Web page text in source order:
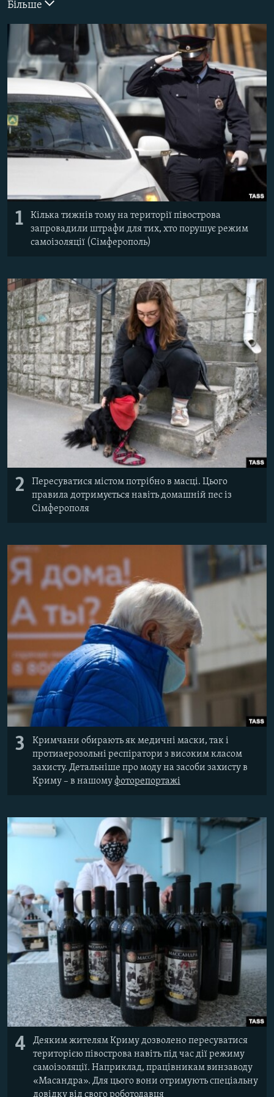
СВІДЧЕННЯ ОКУПАЦІЇ
УКРАЇНСЬКА ПРОБЛЕМА КРИМУ
ІНФОГРАФІКА
Русский
Qırımtatar
ДОЛУЧАЙСЯ!
Усі сайти RFE/RL
Більше
1
Кілька тижнів тому на території півострова
запровадили штрафи для тих, хто порушує режим
самоізоляції (Сімферополь)
2
Пересуватися містом потрібно в масці. Цього
правила дотримується навіть домашній пес із
Сімферополя
3
Кримчани обирають як медичні маски, так і
протиаерозольні респіратори з високим класом
захисту. Детальніше про моду на засоби захисту в
Криму – в нашомуфоторепортажі
4
Деяким жителям Криму дозволено пересуватися
територією півострова навіть під час дії режиму
самоізоляції. Наприклад, працівникам винзаводу
«Масандра». Для цього вони отримують спеціальну
довідку від свого роботодавця